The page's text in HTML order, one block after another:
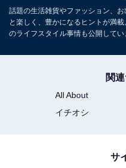
話題の生活雑貨やファッション、
と楽しく、豊かになるヒントが満
のライフスタイル事情も公開してい
関
All About
イチオシ
サ